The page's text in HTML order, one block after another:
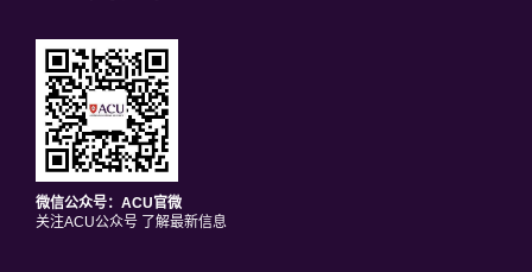
微信公众号：ACU官微
关注ACU公众号 了解最新信息